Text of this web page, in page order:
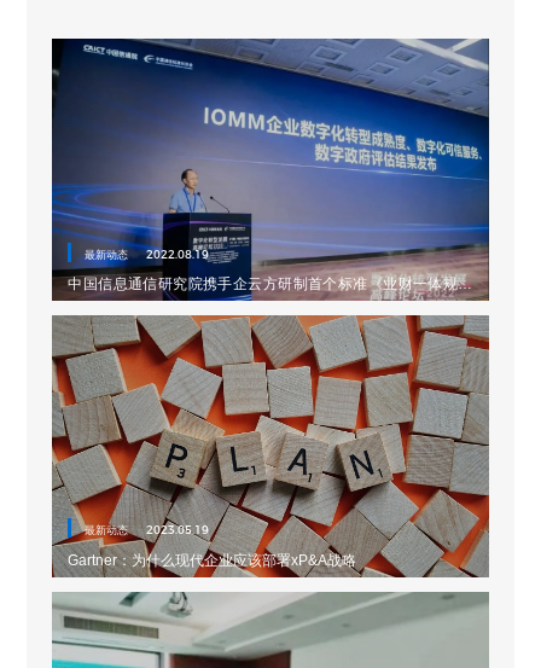
最新动态 2022.08.19
中国信息通信研究院携手企云方研制首个标准《业财一体规划
分析EPM解决方案能力要求》
最新动态 2023.05.19
Gartner：为什么现代企业应该部署xP&A战略